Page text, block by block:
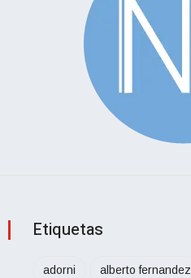
Etiquetas
adorni alberto fernandez